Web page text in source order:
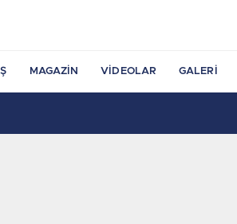
MAGAZIN VIDEOLAR GALERI